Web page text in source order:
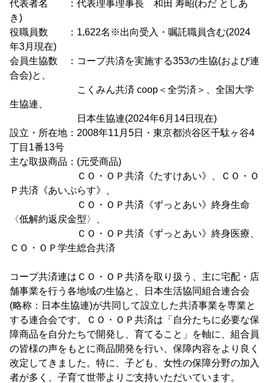
代表者名 ：代表理事理事長 和田 寿昭(わだ としあ
き)
役職員数 ：1,622名※出向受入・嘱託職員含む(2024
年3月現在)
会員生協数 ：コープ共済を実施する353の生協(および連
合会)と、
こくみん共済 coop＜全労済＞、全国大学
生協連、
日本生協連(2024年6月14日現在)
設立・所在地：2008年11月5日・東京都渋谷区千駄ヶ谷4
丁目1番13号
主な取扱商品：(元受商品)
ＣＯ・ＯＰ共済《たすけあい》、ＣＯ・Ｏ
Ｐ共済《あいぷらす》、
ＣＯ・ＯＰ共済《ずっとあい》終身生命
〈低解約返戻金型〉、
ＣＯ・ＯＰ共済《ずっとあい》終身医療、
ＣＯ・ＯＰ学生総合共済
コープ共済連はＣＯ・ＯＰ共済を取り扱う、主に宅配・店
舗事業を行う各地域の生協と、日本生活協同組合連合会
(略称：日本生協連)が共同して設立した共済事業を専業と
する連合会です。ＣＯ・ＯＰ共済は「自分たちに必要な保
障商品を自分たちで開発し、育てること」を軸に、組合員
の皆様の声をもとに商品開発を行い、保障内容をより良く
改定してきました。特に、子ども、女性の保障分野の加入
者が多く、子育て世帯よりご支持いただいています。